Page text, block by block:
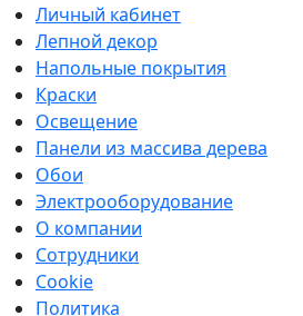
Личный кабинет
Лепной декор
Напольные покрытия
Краски
Освещение
Панели из массива дерева
Обои
Электрооборудование
О компании
Сотрудники
Cookie
Политика